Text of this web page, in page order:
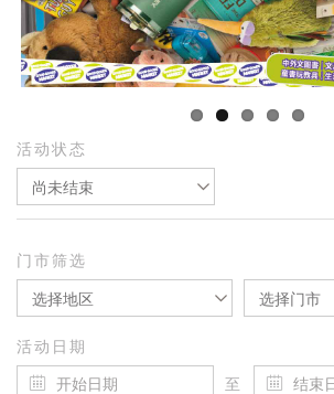
活动状态
尚未结束
门市筛选
选择地区 选择门市
活动日期
至